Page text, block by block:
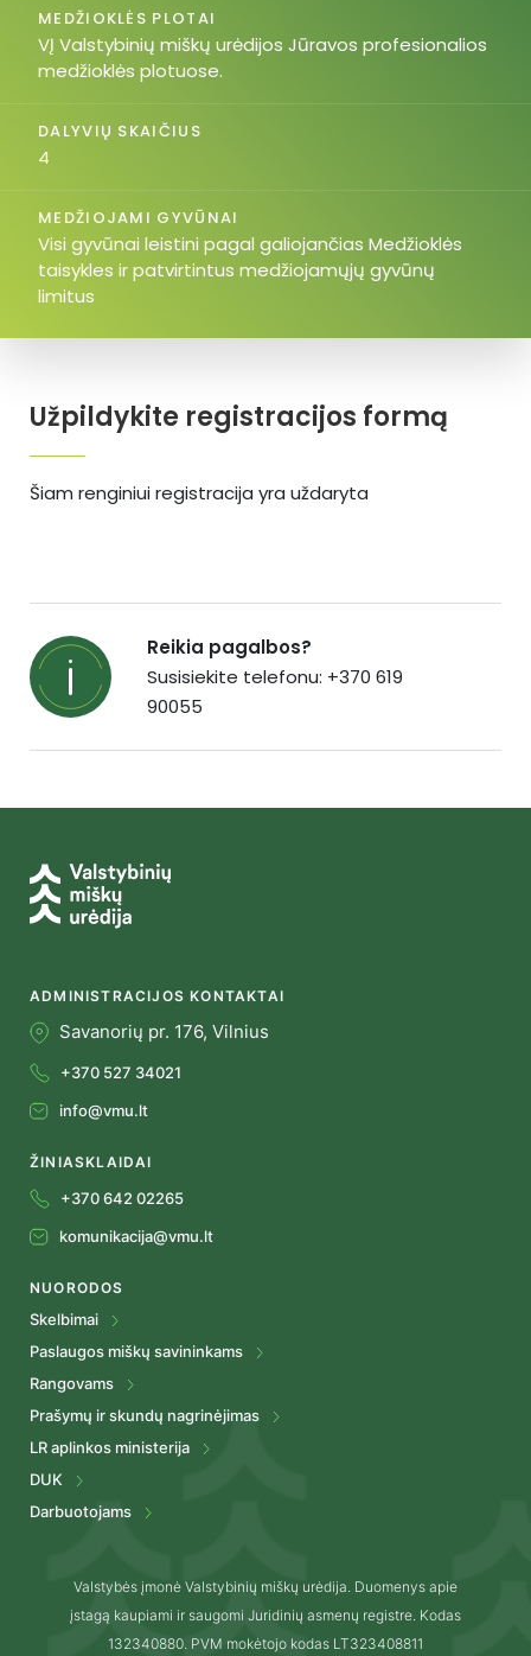
Užpildykite registracijos formą
Šiam renginiui registracija yra uždaryta
MEDŽIOKLĖS PLOTAI
VĮ Valstybinių miškų urėdijos Jūravos profesionalios
medžioklės plotuose.
DALYVIŲ SKAIČIUS
4
MEDŽIOJAMI GYVŪNAI
Visi gyvūnai leistini pagal galiojančias Medžioklės
taisykles ir patvirtintus medžiojamųjų gyvūnų
limitus
Reikia pagalbos?
Susisiekite telefonu: +370 619
90055
ADMINISTRACIJOS KONTAKTAI
Savanorių pr. 176, Vilnius
+370 527 34021
info@vmu.lt
ŽINIASKLAIDAI
+370 642 02265
komunikacija@vmu.lt
NUORODOS
Skelbimai
Paslaugos miškų savininkams
Rangovams
Prašymų ir skundų nagrinėjimas
LR aplinkos ministerija
DUK
Darbuotojams
Valstybės įmonė Valstybinių miškų urėdija. Duomenys apie
įstagą kaupiami ir saugomi Juridinių asmenų registre. Kodas
132340880. PVM mokėtojo kodas LT323408811